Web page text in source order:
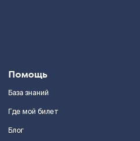
Помощь
База знаний
Где мой билет
Блог